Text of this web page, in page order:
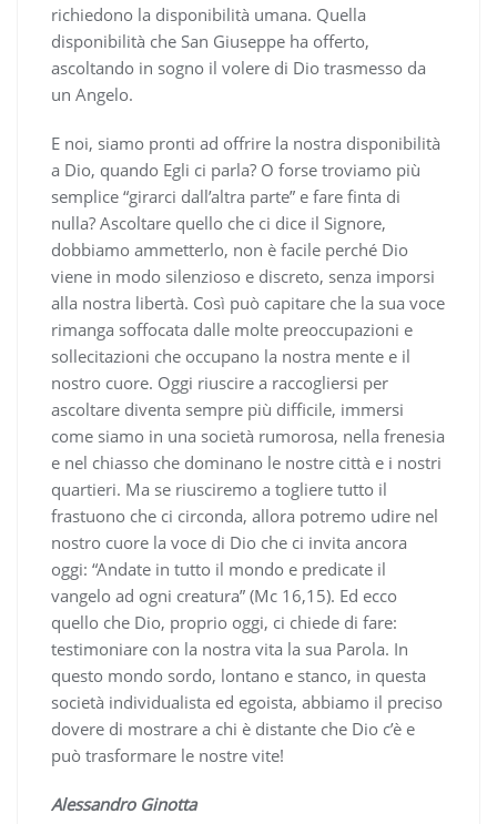
richiedono la disponibilità umana. Quella
disponibilità che San Giuseppe ha offerto,
ascoltando in sogno il volere di Dio trasmesso da
un Angelo.
E noi, siamo pronti ad offrire la nostra disponibilità
a Dio, quando Egli ci parla? O forse troviamo più
semplice “girarci dall’altra parte” e fare finta di
nulla? Ascoltare quello che ci dice il Signore,
dobbiamo ammetterlo, non è facile perché Dio
viene in modo silenzioso e discreto, senza imporsi
alla nostra libertà. Così può capitare che la sua voce
rimanga soffocata dalle molte preoccupazioni e
sollecitazioni che occupano la nostra mente e il
nostro cuore. Oggi riuscire a raccogliersi per
ascoltare diventa sempre più difficile, immersi
come siamo in una società rumorosa, nella frenesia
e nel chiasso che dominano le nostre città e i nostri
quartieri. Ma se riusciremo a togliere tutto il
frastuono che ci circonda, allora potremo udire nel
nostro cuore la voce di Dio che ci invita ancora
oggi: “Andate in tutto il mondo e predicate il
vangelo ad ogni creatura” (Mc 16,15). Ed ecco
quello che Dio, proprio oggi, ci chiede di fare:
testimoniare con la nostra vita la sua Parola. In
questo mondo sordo, lontano e stanco, in questa
società individualista ed egoista, abbiamo il preciso
dovere di mostrare a chi è distante che Dio c’è e
può trasformare le nostre vite!
Alessandro Ginotta